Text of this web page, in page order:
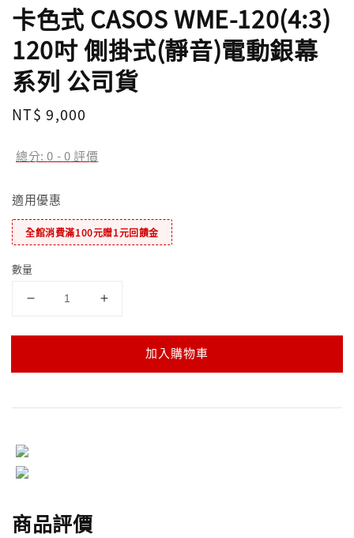
卡色式 CASOS WME-120(4:3)
120吋 側掛式(靜音)電動銀幕
系列 公司貨
Regular
NT$ 9,000
總分:0 -0評價
適用優惠
全館消費滿100元贈1元回饋金
數量
加入購物車
商品評價